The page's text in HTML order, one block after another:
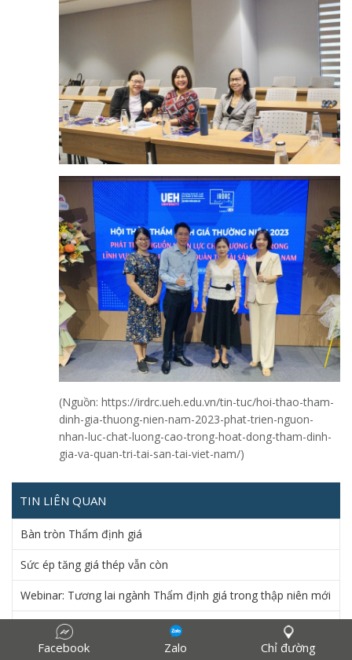
(Nguồn: https://irdrc.ueh.edu.vn/tin-tuc/hoi-thao-tham-
dinh-gia-thuong-nien-nam-2023-phat-trien-nguon-
nhan-luc-chat-luong-cao-trong-hoat-dong-tham-dinh-
gia-va-quan-tri-tai-san-tai-viet-nam/)
TIN LIÊN QUAN
Bàn tròn Thẩm định giá
Sức ép tăng giá thép vẫn còn
Webinar: Tương lai ngành Thẩm định giá trong thập niên mới
Giá xăng dầu thế giới tăng trước áp lực giá thế giới tăng
Facebook Zalo Chỉ đường